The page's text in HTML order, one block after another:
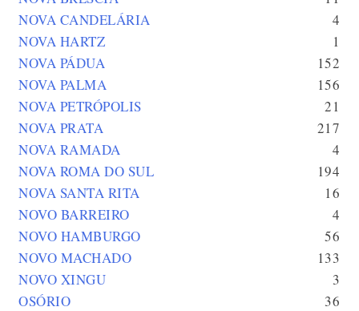
NOVA CANDELÁRIA
4
NOVA HARTZ
1
NOVA PÁDUA
152
NOVA PALMA
156
NOVA PETRÓPOLIS
21
NOVA PRATA
217
NOVA RAMADA
4
NOVA ROMA DO SUL
194
NOVA SANTA RITA
16
NOVO BARREIRO
4
NOVO HAMBURGO
56
NOVO MACHADO
133
NOVO XINGU
3
OSÓRIO
36